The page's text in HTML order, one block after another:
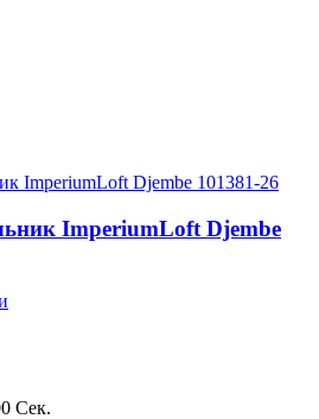
ImperiumLoft Djembe
Сек.